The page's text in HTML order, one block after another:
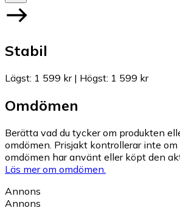
Stabil
Lägst: 1 599 kr| Högst: 1 599 kr
Omdömen
Berätta vad du tycker om produkten
omdömen. Prisjakt kontrollerar inte
omdömen har använt eller köpt den
Läs mer om omdömen.
Annons
Annons